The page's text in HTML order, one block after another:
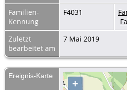
Familien-
Kennung
F4031
Zuletzt
bearbeitet am
7 Mai 2019
Ereignis-Karte
+